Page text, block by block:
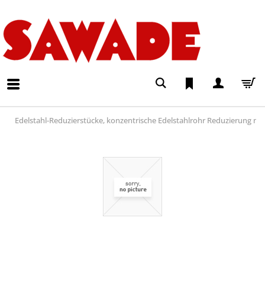
Edelstahl-Reduzierstücke, konzentrische Edelstahlrohr Reduzierung